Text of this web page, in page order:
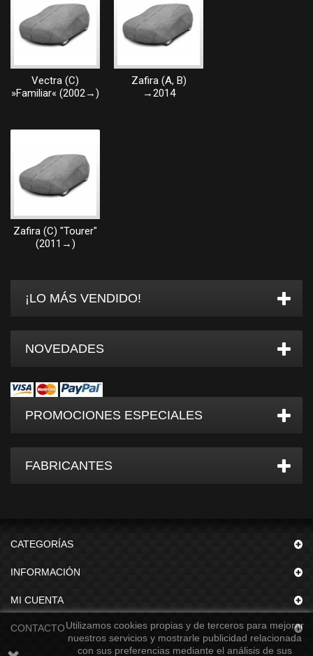
Vectra (C)
»Familiar« (2002→)
Zafira (A, B)
→2014
Zafira (C) "Tourer"
(2011→)
¡LO MÁS VENDIDO!
NOVEDADES
PROMOCIONES ESPECIALES
FABRICANTES
CATEGORÍAS
INFORMACIÓN
MI CUENTA
CONTACTOUtilizamos cookies propias y de terceros para mejorar
nuestros servicios y mostrarle publicidad relacionada
con sus preferencias mediante el análisis de sus